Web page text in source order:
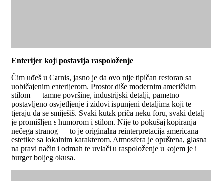
Enterijer koji postavlja raspoloženje
Čim uđeš u Carnis, jasno je da ovo nije tipičan restoran sa
uobičajenim enterijerom. Prostor diše modernim američkim
stilom — tamne površine, industrijski detalji, pametno
postavljeno osvjetljenje i zidovi ispunjeni detaljima koji te
tjeraju da se smiješiš. Svaki kutak priča neku foru, svaki detalj
je promišljen s humorom i stilom. Nije to pokušaj kopiranja
nečega stranog — to je originalna reinterpretacija americana
estetike sa lokalnim karakterom. Atmosfera je opuštena, glasna
na pravi način i odmah te uvlači u raspoloženje u kojem je i
burger boljeg okusa.